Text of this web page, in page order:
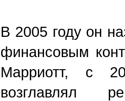
В 2005 году он
финансовым
Марриотт, с
возглавлял